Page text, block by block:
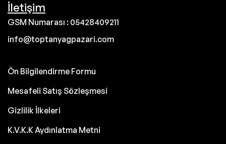
İletişim
GSM Numarası : 05428409211
info@toptanyagpazari.com
Ön Bilgilendirme Formu
Mesafeli Satış Sözleşmesi
Gizlilik İlkeleri
K.V.K.K Aydınlatma Metni